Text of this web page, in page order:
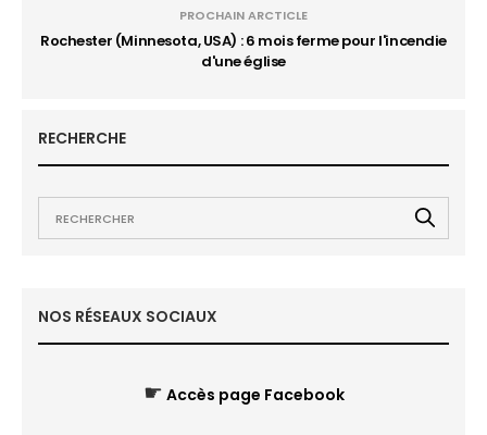
PROCHAIN ARCTICLE
Rochester (Minnesota, USA) : 6 mois ferme pour l'incendie
d'une église
RECHERCHE
NOS RÉSEAUX SOCIAUX
☛ Accès page Facebook